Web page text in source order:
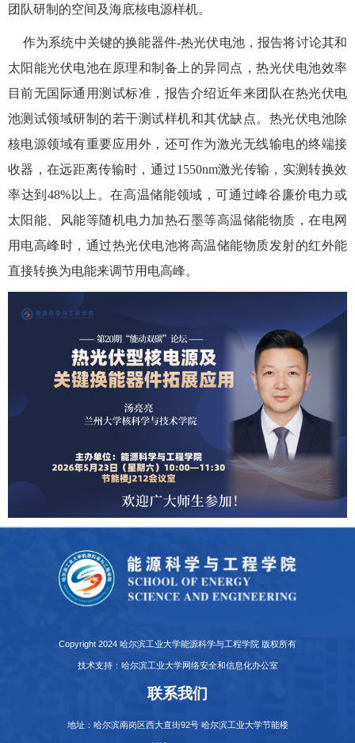
团队研制的空间及海底核电源样机。
作为系统中关键的换能器件-热光伏电池，报告将讨论其和
太阳能光伏电池在原理和制备上的异同点，热光伏电池效率
目前无国际通用测试标准，报告介绍近年来团队在热光伏电
池测试领域研制的若干测试样机和其优缺点。热光伏电池除
核电源领域有重要应用外，还可作为激光无线输电的终端接
收器，在远距离传输时，通过1550nm激光传输，实测转换效
率达到 48%以上。在高温储能领域，可通过峰谷廉价电力或
太阳能、风能等随机电力加热石墨等高温储能物质，在电网
用电高峰时，通过热光伏电池将高温储能物质发射的红外能
直接转换为电能来调节用电高峰。
Copyright 2024 哈尔滨工业大学能源科学与工程学院 版权所有
技术支持：哈尔滨工业大学网络安全和信息化办公室
联系我们
地址：哈尔滨南岗区西大直街92号 哈尔滨工业大学节能楼